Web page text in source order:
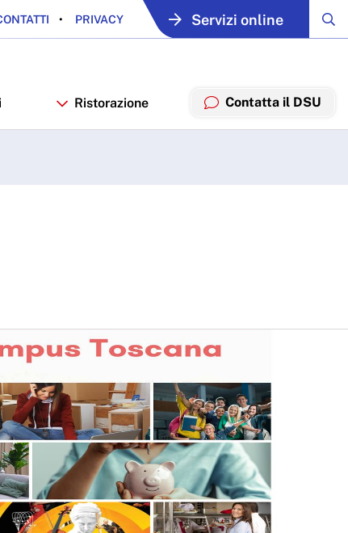
PRIVACY Servizi online
Ristorazione Contatta il DSU